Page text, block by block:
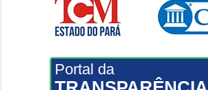
Portal da